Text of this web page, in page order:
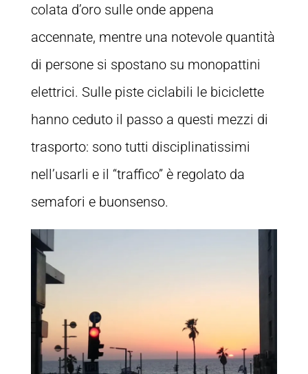
colata d’oro sulle onde appena
accennate, mentre una notevole quantità
di persone si spostano su monopattini
elettrici. Sulle piste ciclabili le biciclette
hanno ceduto il passo a questi mezzi di
trasporto: sono tutti disciplinatissimi
nell’usarli e il “traffico” è regolato da
semafori e buonsenso.